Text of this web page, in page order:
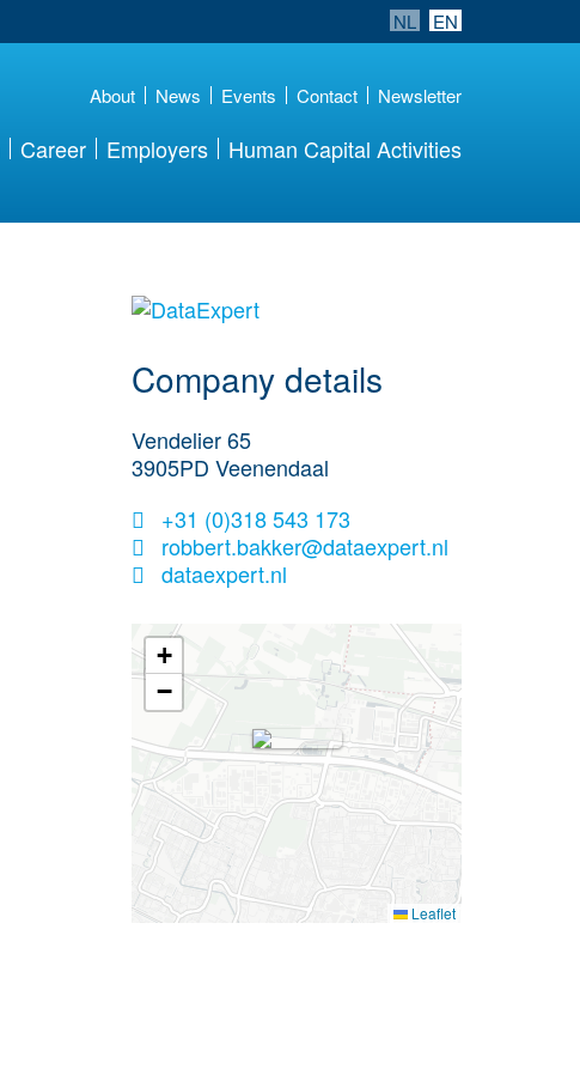
NL EN
About News Events Contact Newsletter
Career Employers Human Capital Activities
More Employer
Company details
Vendelier 65
3905PD Veenendaal
+31 (0)318 543 173
robbert.bakker@dataexpert.nl
dataexpert.nl
+
−
Leaflet